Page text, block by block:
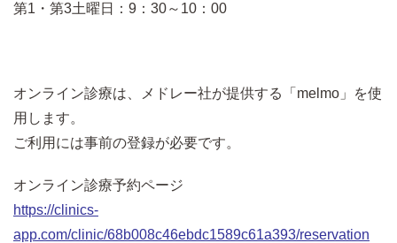
第1・第3土曜日：9：30～10：00
オンライン診療は、メドレー社が提供する「melmo」を使
用します。
ご利用には事前の登録が必要です。
オンライン診療予約ページ
https://clinics-
app.com/clinic/68b008c46ebdc1589c61a393/reservation